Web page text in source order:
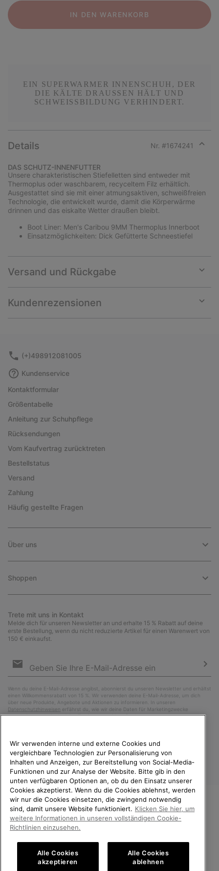
IN DEN WARENKORB
EIN SUPERWARMER INNENSCHUH, DER
DIE KÄLTE DRAUSSEN HÄLT UND S
CHWEISSBILDUNG VERHINDERT.
Details Nr. #1674241
DAS SCHUTZ-INNENFUTTER
Unsere charakteristischen Stiefelletten sind entweder mit
Thermoplus oder waschbarem, recyceltem Filz erhältlich.
Ausgestattet sind sie mit einer atmungsaktiven, schweißfreien
Technologie, die entwickelt wurde, damit die Körperwärme
drinnen und das eiskalte Wetter draußen bleibt.
Boot Liner: Men's Caribou 9MM Thermoplus Innerboot
Einsatzmöglichkeiten: Dick Gefütterte Schneestiefel
Versand und Rückgabe
or
Kundenrezensionen
or
(+)498912081005
Kundenservice
Kontaktformular
Größentabelle
Anleitung zur Schuhpflege
Rücksendungen
Vom Kaufvertrag zurücktreten
Bestellstatus
Versand
Zahlung
Häufig gestellte Fragen
Über uns
Shoppen
Trete mit uns in Kontakt
Melde dich für unseren Newsletter an und erhalte 15 % Rabatt auf deine
erste Bestellung, wenn du nicht reduzierte Artikel für einen Warenwert von
150 € einkaufst.
Anmeldung
Wenn du deine E-Mail-Adresse angibst, abonnierst du unseren Newsletter und erhältst
einen Willkommensrabatt von 15 %. Wir verwenden deine E-Mail-Adresse, um dich
über neue Produkte, Angebote und Aktionen zu informieren. In unseren
Datenschutzhinweisen erfährst du, wie wir deine Daten für Marketingzwecke
verarbeiten und wie du deine Zustimmung widerrufen kannst.
Deutschland
©2026SOREL. Alle Rechte vorbehalten.
Datenschutz Nutzungsbedingungen
Allgemeine Verkaufsbedingungen Garantiebestimmungen
WILLKOMMEN BEI SOREL.
BITTE WÄHLEN SIE IHR
LIEFERLAND.
Online-Einkauf verfügbar
Wir verwenden interne und externe Cookies und
vergleichbare Technologien zur Personalisierung von
Inhalten und Anzeigen, zur Bereitstellung von Social-Media-
Funktionen und zur Analyse der Website. Bitte gib in den
unten verfügbaren Optionen an, ob du den Einsatz unserer
Cookies akzeptierst. Wenn du die Cookies ablehnst, werden
wir nur die Cookies einsetzen, die zwingend notwendig
sind, damit unsere Website funktioniert. Klicken Sie hier, um
weitere Informationen in unseren vollständigen Cookie-
Richtlinien einzusehen.
Alle Cookies
akzeptieren
Alle Cookies
ablehnen